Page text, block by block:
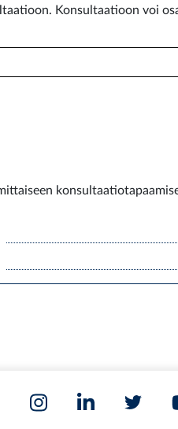
Konsultaatioon voi